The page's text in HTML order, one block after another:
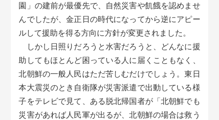
園」の建前が最優先で、自然災害や飢餓を認めませ
んでしたが、金正日の時代になってから逆にアピー
ルして援助を得る方向に方針が変更されました。
しかし日照りだろうと水害だろうと、どんなに援
助してもほとんど困っている人に届くこともなく、
北朝鮮の一般人民はただ苦しむだけでしょう。東日
本大震災のとき自衛隊が災害派遣で出動している様
子をテレビで見て、ある脱北帰国者が「北朝鮮でも
災害があれば人民軍が出るが、北朝鮮の場合は救う